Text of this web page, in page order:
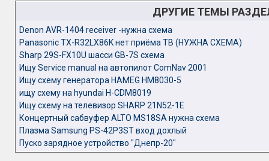
ДРУГИЕ ТЕМЫ
Denon AVR-1404 receiver -нужна схема
Panasonic TX-R32LX86K нет приёма ТВ (НУЖНА СХЕМА)
Sharp 29S-FX10U шасси GB-7S схема
Ищу Service manual на автопилот ComNav 2001
Ищу схему генераторa HAMEG HM8030-5
ищу схему на hyundai H-CDM8019
Ищу схему на телевизор SHARP 21N52-1E
Концертный сабвуфер ALTO MS18SA нужна схема
Плазма Samsung PS-42P3ST вход дохлый
Пуско зарядное устройство "Днепр-20"